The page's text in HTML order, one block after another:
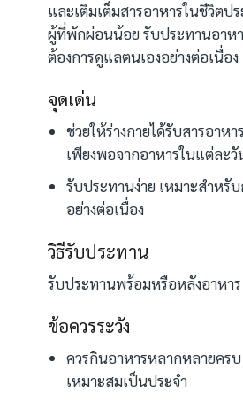
และเติมเต็มสารอาหารในชีวิตป
ผู้ที่พักผ่อนน้อย รับประทานอาห
ต้องการดูแลตนเองอย่างต่อเนื่อง
จุดเด่น
ช่วยให้ร่างกายได้รับสารอาห
เพียงพอจากอาหารในแต่ละวั
รับประทานง่าย เหมาะสำหรั
อย่างต่อเนื่อง
วิธีรับประทาน
รับประทานพร้อมหรือหลังอาหาร
ข้อควรระวัง
ควรกินอาหารหลากหลายคร
เหมาะสมเป็นประจำ